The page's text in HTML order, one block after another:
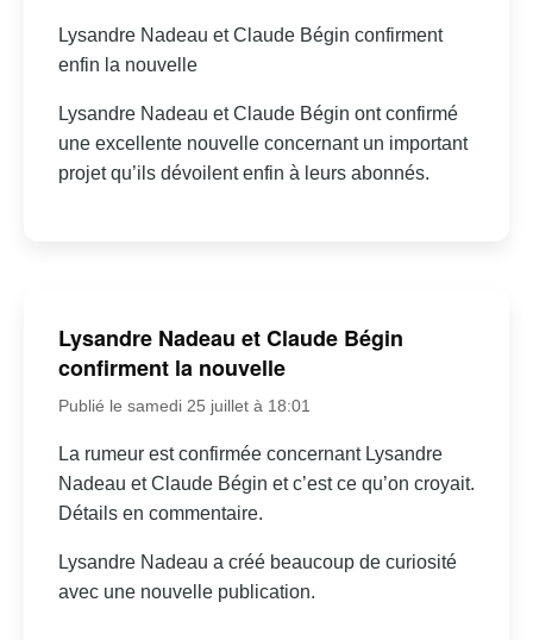
Lysandre Nadeau et Claude Bégin confirment
enfin la nouvelle
Lysandre Nadeau et Claude Bégin ont confirmé
une excellente nouvelle concernant un important
projet qu’ils dévoilent enfin à leurs abonnés.
Lysandre Nadeau et Claude Bégin
confirment la nouvelle
Publié le samedi 25 juillet à 18:01
La rumeur est confirmée concernant Lysandre
Nadeau et Claude Bégin et c’est ce qu’on croyait.
Détails en commentaire.
Lysandre Nadeau a créé beaucoup de curiosité
avec une nouvelle publication.